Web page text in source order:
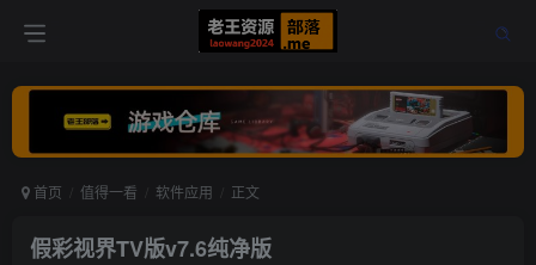
首页 值得一看 软件应用 正文
假彩视界TV版v7.6纯净版